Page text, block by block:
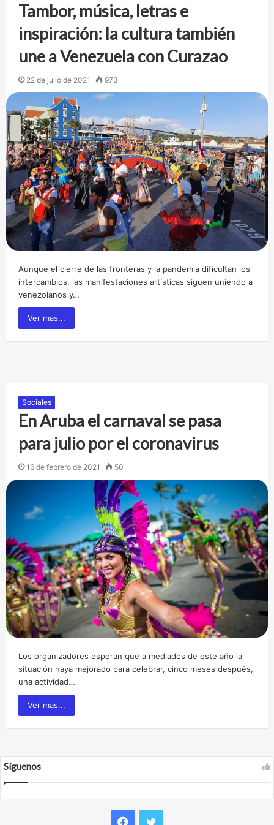
Tambor, música, letras e
inspiración: la cultura también
une a Venezuela con Curazao
22 de julio de 2021 973
Aunque el cierre de las fronteras y la pandemia dificultan los
intercambios, las manifestaciones artísticas siguen uniendo a
venezolanos y…
Ver mas...
Sociales
En Aruba el carnaval se pasa
para julio por el coronavirus
16 de febrero de 2021 50
Los organizadores esperan que a mediados de este año la
situación haya mejorado para celebrar, cinco meses después,
una actividad…
Ver mas...
Síguenos